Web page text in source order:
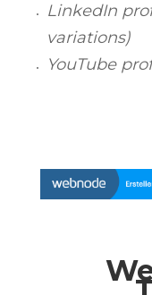
LinkedIn
variations)
YouTube